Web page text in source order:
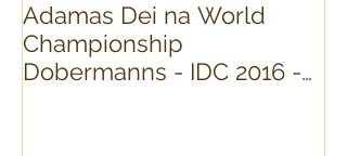
Adamas Dei na World
Championship
Dobermanns - IDC 2016 -